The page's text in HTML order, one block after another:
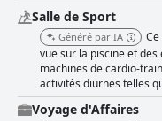
Salle de Sport
Généré par IA
vue sur la piscine et
machines de cardio-
activités diurnes telles
Voyage d'Affaires